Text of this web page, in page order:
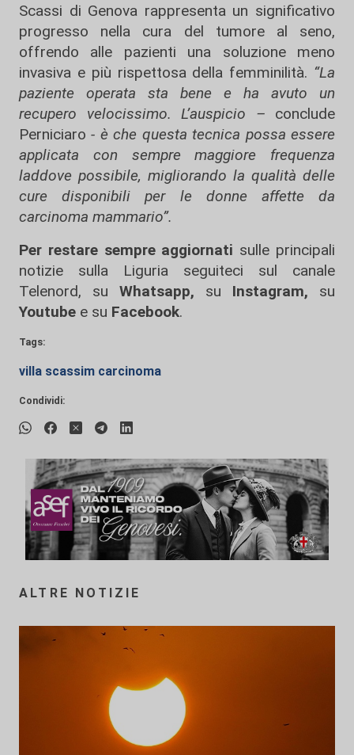
Scassi di Genova rappresenta un significativo
progresso nella cura del tumore al seno,
offrendo alle pazienti una soluzione meno
invasiva e più rispettosa della femminilità. “La
paziente operata sta bene e ha avuto un
recupero velocissimo. L’auspicio – conclude
Perniciaro - è che questa tecnica possa essere
applicata con sempre maggiore frequenza
laddove possibile, migliorando la qualità delle
cure disponibili per le donne affette da
carcinoma mammario”.
Per restare sempre aggiornati sulle principali
notizie sulla Liguria seguiteci sul canale
Telenord, su
Whatsapp, su Instagram, su
Youtube e su Facebook.
Tags:
villa scassim carcinoma
Condividi:
ALTRE NOTIZIE